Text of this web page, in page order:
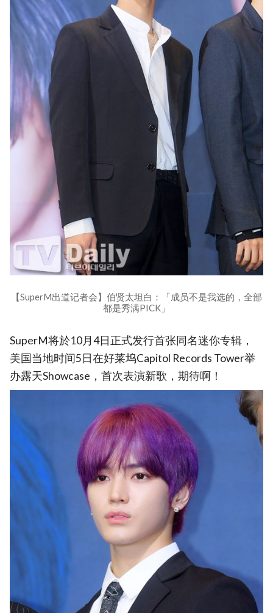
【SuperM出道记者会】伯贤太坦白：「成员不是我选的，全部
都是秀满PICK」
SuperM将於10月4日正式发行首张同名迷你专辑，
美国当地时间5日在好莱坞Capitol Records Tower举
办露天Showcase，首次表演新歌，期待啊！